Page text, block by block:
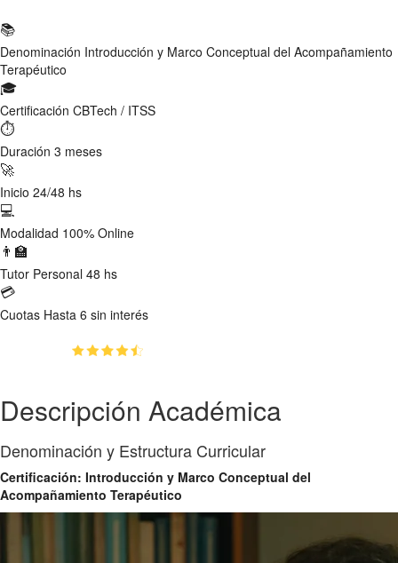
📚
Denominación Introducción y Marco Conceptual del Acompañamiento
Terapéutico
🎓
Certificación CBTech / ITSS
⏱
Duración 3 meses
🚀
Inicio 24/48 hs
💻
Modalidad 100% Online
👨‍🏫
Tutor Personal 48 hs
💳
Cuotas Hasta 6 sin interés
Descripción Académica
Denominación y Estructura Curricular
Certificación: Introducción y Marco Conceptual del
Acompañamiento Terapéutico